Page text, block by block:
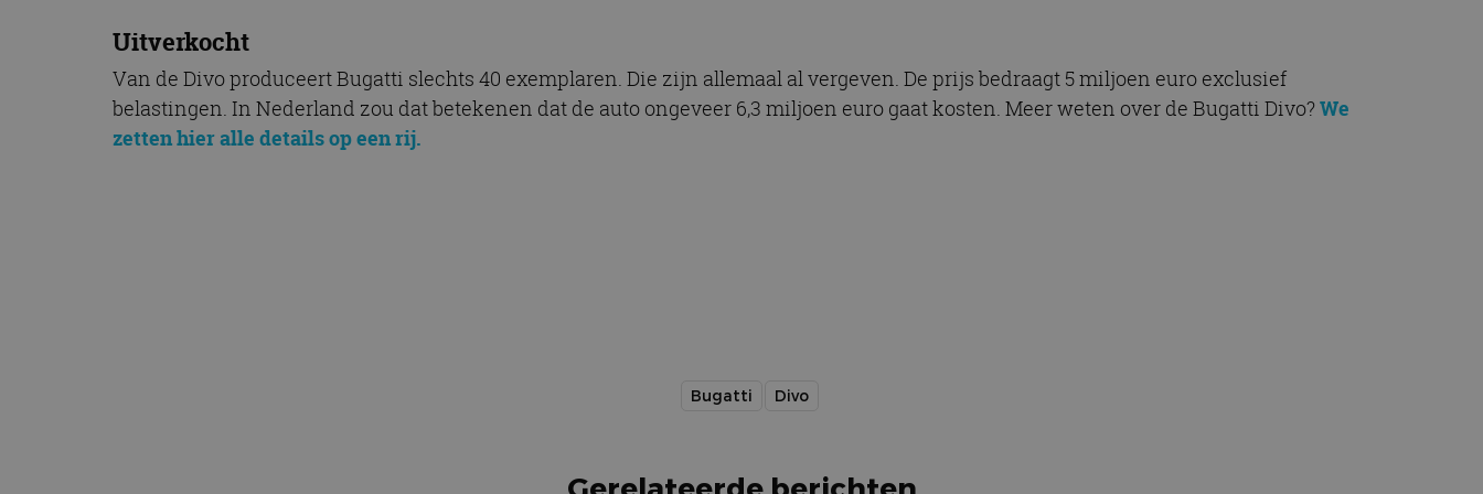
Uitverkocht
Van de Divo produceert Bugatti slechts 40 exemplaren. Die zijn allemaal al vergeven. De prijs bedraagt 5 miljoen euro exclusief
belastingen. In Nederland zou dat betekenen dat de auto ongeveer 6,3 miljoen euro gaat kosten. Meer weten over de Bugatti Divo?We
zetten hier alle details op een rij.
Bugatti Divo
Gerelateerde berichten